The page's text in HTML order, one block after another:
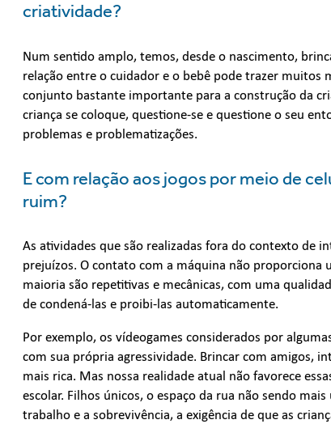
criatividade?
Num sentido amplo, temos, desde o nascimento,
relação entre o cuidador e o bebê pode trazer muitos
conjunto bastante importante para a construção da
criança se coloque, questione-se e questione o seu
problemas e problematizações.
E com relação aos jogos por meio de
ruim?
As atividades que são realizadas fora do contexto de
prejuízos. O contato com a máquina não proporciona
maioria são repetitivas e mecânicas, com uma
de condená-las e proibi-las automaticamente.
Por exemplo, os vídeogames considerados por
com sua própria agressividade. Brincar com amigos,
mais rica. Mas nossa realidade atual não favorece
escolar. Filhos únicos, o espaço da rua não sendo
trabalho e a sobrevivência, a exigência de que as